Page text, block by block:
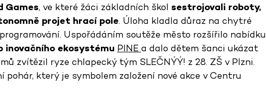
Games, ve které žáci základních škol sestrojovali roboty,
projet hrací pole. Úloha kladla důraz na chytré
Uspořádáním soutěže město rozšířilo nabídku
inovačního ekosystému PINE a dalo dětem šanci ukázat
zvítězil ryze chlapecký tým SLEČNÝÝ! z 28. ZŠ v Plzni.
který je symbolem založení nové akce v Centru